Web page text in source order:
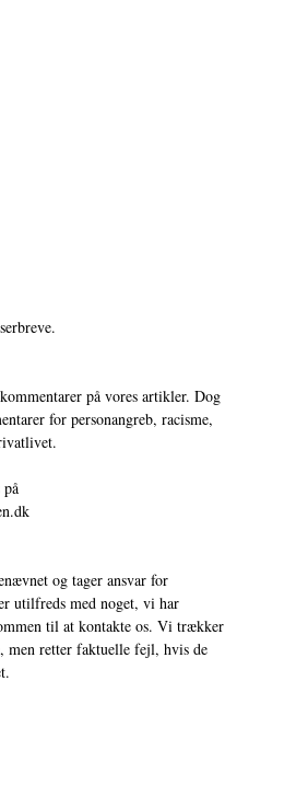
på vores artikler. Dog
for personangreb, racisme,
og tager ansvar for
utilfreds med noget, vi har
til at kontakte os. Vi trækker
men retter faktuelle fejl, hvis de